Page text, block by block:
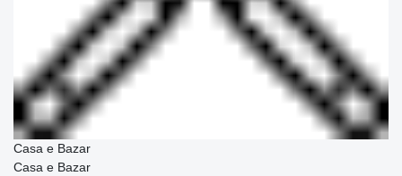
Casa e Bazar
Casa e Bazar